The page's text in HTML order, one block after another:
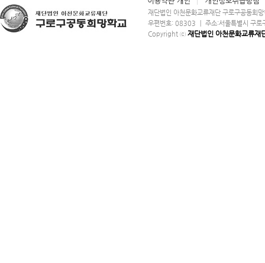
재단법인 아천문화교류재단 구로구공동
우편번호: 08303 ㅣ 주소:서울특별시
Copyright ⓒ 재단법인 아천문화교류재